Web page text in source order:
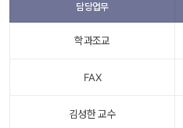
담당업무
학과조교
FAX
김성한 교수